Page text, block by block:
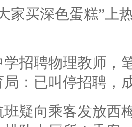
家买深色蛋糕”上
招聘物理教师，
局：已叫停招聘，
班疑向乘客发放西